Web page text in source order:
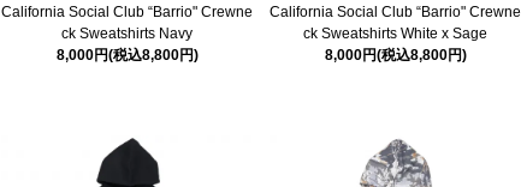
California Social Club “Barrio" Crewne
ck Sweatshirts Navy
8,000円(税込8,800円)
California Social Club “Barrio" Crewne
ck Sweatshirts White x Sage
8,000円(税込8,800円)